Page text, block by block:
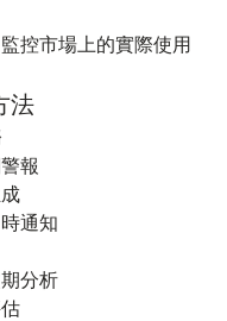
監控市場上的實際使用
法
報
通知
分析